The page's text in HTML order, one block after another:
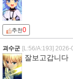
추천0
괴수군 [L:56/A:193] 2026-
잘보고갑니다